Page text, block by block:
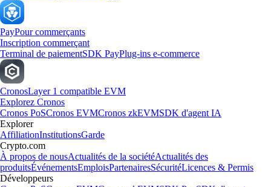
PayPour commerçants
Inscription commerçant
Terminal de paiementSDK PayPlug-ins e-commerce
CronosLayer 1 compatible EVM
Explorez Cronos
Cronos PoSCronos EVMCronos zkEVMSDK d'agent IA
Explorer
AffiliationInstitutionsGarde
Crypto.com
À propos de nousActualités de la sociétéActualités des
produitsÉvénementsEmploisPartenairesSécuritéLicences & Permis
Développeurs